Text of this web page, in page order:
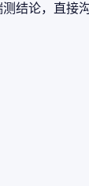
测结论，直接